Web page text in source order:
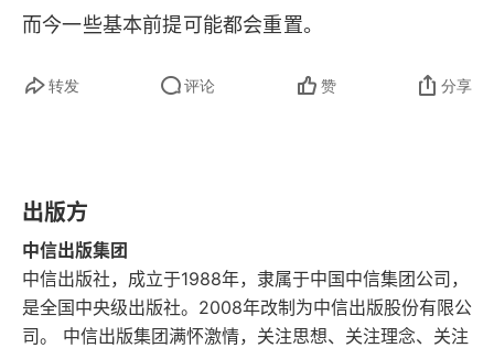
因为这对自己最有利。国家实力可以分为三个维
人的能力也可以分为三个维度，技能、情感、运
最大的可能笑到最后。此外，美国创造的公共产
品，他拿走了最大的好处，那么他也要做最大的努
力去维护。而且他没有任何能力去阻挡别的小国搭
便车，但他仍然需要认识到创立和维护者公共产品
而今一些基本前提可能都会重置。
转发 评论 赞 分享
出版方
中信出版集团
中信出版社，成立于1988年，隶属于中国中信集团公司，
是全国中央级出版社。2008年改制为中信出版股份有限公
司。 中信出版集团满怀激情，关注思想、关注理念、关注